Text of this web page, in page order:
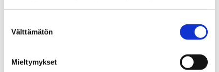
valinta
Välttämätön
Mieltymykset
ETSI: Haku
Viimeisimmät artikkelit